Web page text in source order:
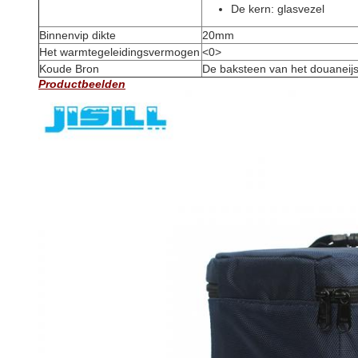
De kern: glasvezel
Binnenvip dikte
20mm
Het warmtegeleidingsvermogen <0>
Koude Bron
De baksteen van het douaneijs
Productbeelden